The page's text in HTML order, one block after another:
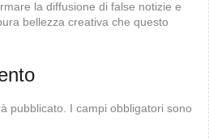
la diffusione di false notizie e
bellezza creativa che questo
pubblicato.
I campi obbligatori sono